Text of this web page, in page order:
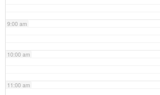
9:00 am
10:00 am
11:00 am